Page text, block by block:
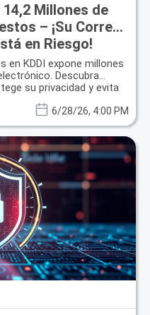
14,2 Millones de
– ¡Su Correo
en Riesgo!
en KDDI expone millones
Descubra
su privacidad y evita
6/28/26, 4:00 PM